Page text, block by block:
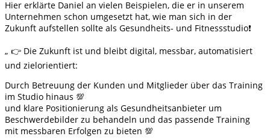
Hier erklärte Daniel an vielen Beispielen, die er in unserem
Unternehmen schon umgesetzt hat, wie man sich in der
Zukunft aufstellen sollte als Gesundheits- und Fitnessstudio❗️
„ 👉 Die Zukunft ist und bleibt digital, messbar, automatisiert
und zielorientiert:
Durch Betreuung der Kunden und Mitglieder über das Training
im Studio hinaus 💯
und klare Positionierung als Gesundheitsanbieter um
Beschwerdebilder zu behandeln und das passende Training
mit messbaren Erfolgen zu bieten 💯